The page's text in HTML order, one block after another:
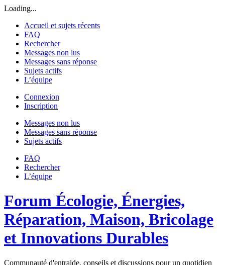
Loading...
Accueil et sujets récents
FAQ
Rechercher
Messages non lus
Messages sans réponse
Sujets actifs
L’équipe
Connexion
Inscription
Messages non lus
Messages sans réponse
Sujets actifs
FAQ
Rechercher
L’équipe
Forum Écologie, Énergies,
Réparation, Maison, Bricolage
et Innovations Durables
Communauté d'entraide, conseils et discussions pour un quotidien